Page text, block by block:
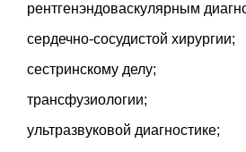
рентгенэндоваскулярным
сердечно-сосудистой хирургии;
сестринскому делу;
трансфузиологии;
ультразвуковой диагностике;